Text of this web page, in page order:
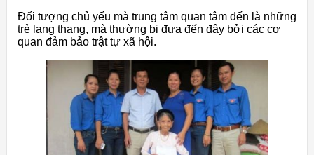
Đối tượng chủ yếu mà trung tâm quan tâm đến là những
trẻ lang thang, mà thường bị đưa đến đây bởi các cơ
quan đảm bảo trật tự xã hội.